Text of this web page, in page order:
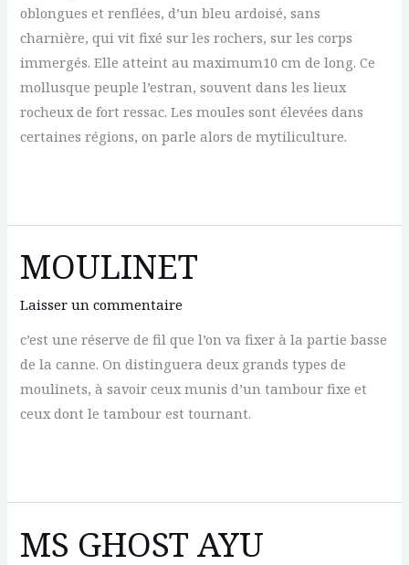
oblongues et renflées, d’un bleu ardoisé, sans
charnière, qui vit fixé sur les rochers, sur les corps
immergés. Elle atteint au maximum10 cm de long. Ce
mollusque peuple l’estran, souvent dans les lieux
rocheux de fort ressac. Les moules sont élevées dans
certaines régions, on parle alors de mytiliculture.
MOULINET
Laisser un commentaire
c’est une réserve de fil que l’on va fixer à la partie basse
de la canne. On distinguera deux grands types de
moulinets, à savoir ceux munis d’un tambour fixe et
ceux dont le tambour est tournant.
MS GHOST AYU